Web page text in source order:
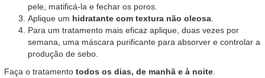
pele, matificá-la e fechar os poros.
Aplique um hidratante com textura não oleosa
Para um tratamento mais eficaz aplique, duas vezes por
semana, uma máscara purificante para absorver e controlar a
produção de sebo.
Faça o tratamento todos os dias, de manhã e à noite